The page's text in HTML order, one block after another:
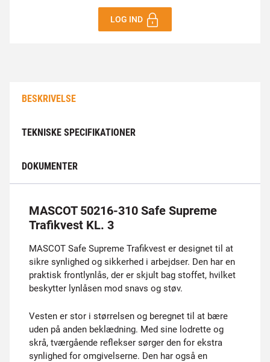
LOG IND
BESKRIVELSE
TEKNISKE SPECIFIKATIONER
DOKUMENTER
MASCOT 50216-310 Safe Supreme
Trafikvest KL. 3
MASCOT Safe Supreme Trafikvest er designet til at
sikre synlighed og sikkerhed i arbejdser. Den har en
praktisk frontlynlås, der er skjult bag stoffet, hvilket
beskytter lynlåsen mod snavs og støv.
Vesten er stor i størrelsen og beregnet til at bære
uden på anden beklædning. Med sine lodrette og
skrå, tværgående reflekser sørger den for ekstra
synlighed for omgivelserne. Den har også en